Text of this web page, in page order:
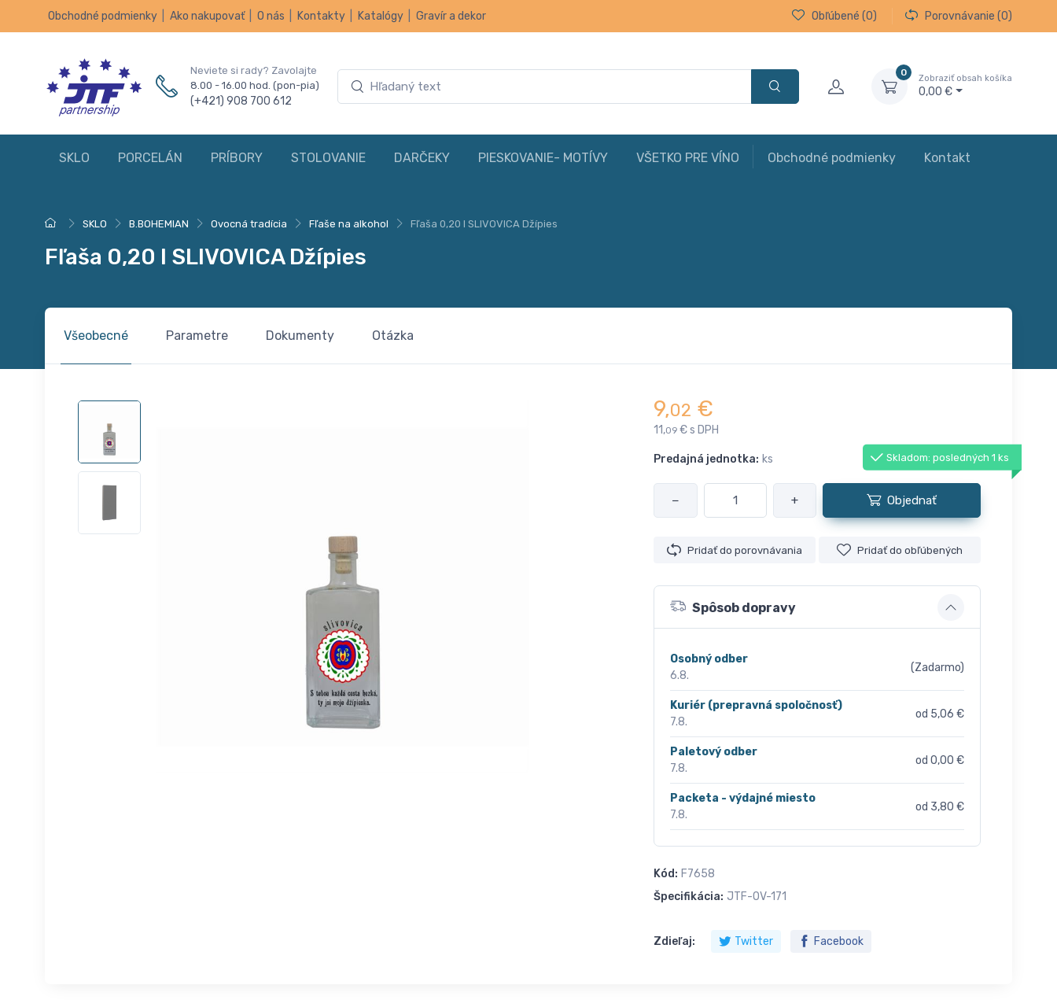
Obchodné podmienky Ako nakupovať O nás Kontakty Katalógy Gravír a dekor Obľúbené (0) Porovnávanie (0)
Neviete si rady? Zavolajte
8.00 - 16.00 hod. (pon-pia)
(+421) 908 700 612
0
Zobraziť obsah košíka
0,00 €
SKLO PORCELÁN PRÍBORY STOLOVANIE DARČEKY PIESKOVANIE- MOTÍVY VŠETKO PRE VÍNO Obchodné podmienky Kontakt
SKLO B.BOHEMIAN Ovocná tradícia Fľaše na alkohol Fľaša 0,20 l SLIVOVICA Džípies
Fľaša 0,20 l SLIVOVICA Džípies
Všeobecné Parametre Dokumenty Otázka
9,02 €
11,09 € s DPH
Predajná jednotka: ks Skladom: posledných 1 ks
− + Objednať
Pridať do porovnávania Pridať do obľúbených
Spôsob dopravy
Osobný odber
6.8.
(Zadarmo)
Kuriér (prepravná spoločnosť)
7.8.
od 5,06 €
Paletový odber
7.8.
od 0,00 €
Packeta - výdajné miesto
7.8.
od 3,80 €
Kód: F7658
Špecifikácia: JTF-OV-171
Zdieľaj: Twitter Facebook